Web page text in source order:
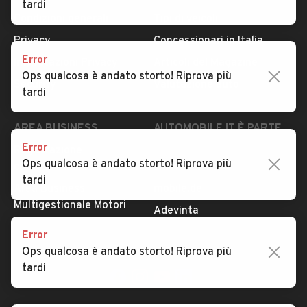
Privacy
Impostazioni Privacy
Security
Concessionari in Italia
Valutazione auto
AREA BUSINESS
Registrazione
concessionario
Multigestionale Motori
AUTOMOBILE.IT È PARTE
subito.it
Adevinta
SEGUICI
tardi
Error
Ops qualcosa è andato storto! Riprova più
tardi
Error
Ops qualcosa è andato storto! Riprova più
tardi
Error
Ops qualcosa è andato storto! Riprova più
tardi